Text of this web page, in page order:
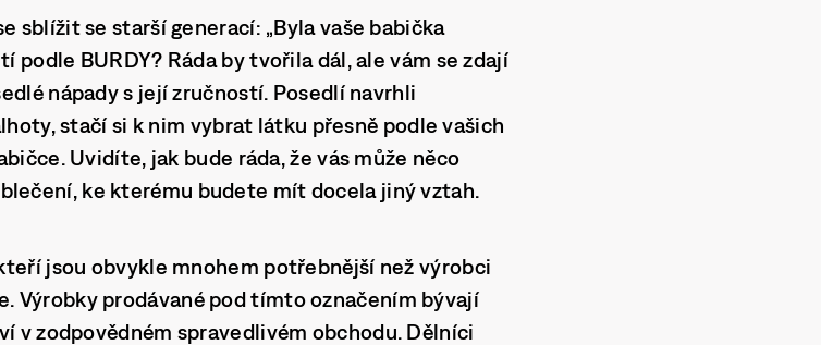
sblížit se starší generací: „Byla vaše babička
BURDY? Ráda by tvořila dál, ale vám se zdají
nápady s její zručností. Posedlí navrhli
stačí si k nim vybrat látku přesně podle vašich
Uvidíte, jak bude ráda, že vás může něco
, ke kterému budete mít docela jiný vztah.
jsou obvykle mnohem potřebnější než výrobci
. Výrobky prodávané pod tímto označením bývají
v zodpovědném spravedlivém obchodu. Dělníci